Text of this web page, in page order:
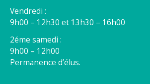
Vendredi :
9h00 – 12h30 et 13h30 – 16h00
2éme samedi :
9h00 – 12h00
Permanence d’élus.